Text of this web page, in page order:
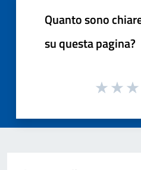
Quanto sono
su questa pagina?